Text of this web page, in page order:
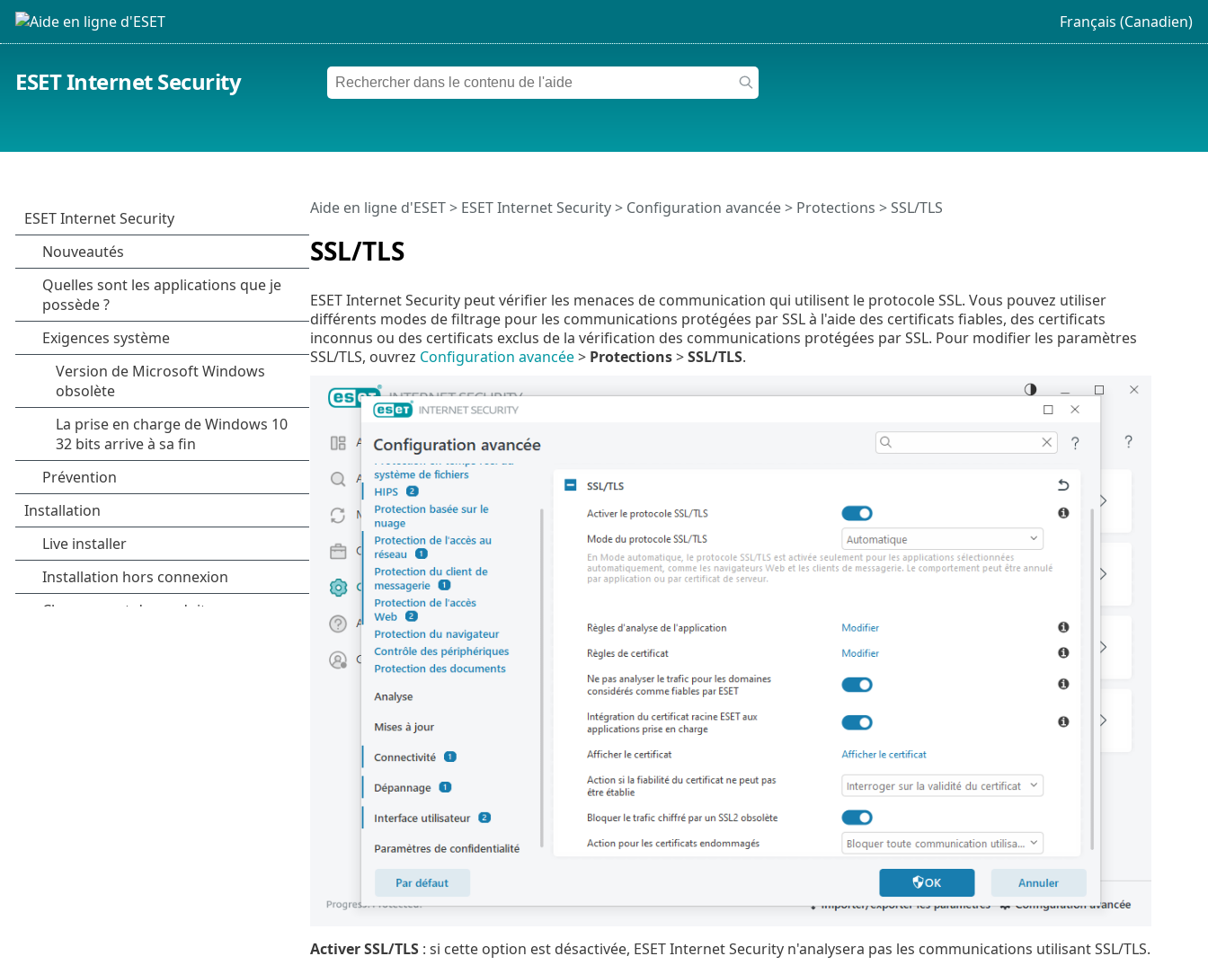
Français (Canadien)
ESET Internet Security
SSL/TLS
Aide en ligne d'ESET> ESET Internet Security> Configuration avancée> Protections > SSL/TLS
ESET Internet Security peut vérifier les menaces de communication qui utilisent le protocole SSL. Vous pouvez utiliser
différents modes de filtrage pour les communications protégées par SSL à l'aide des certificats fiables, des certificats
inconnus ou des certificats exclus de la vérification des communications protégées par SSL. Pour modifier les paramètres
SSL/TLS, ouvrez Configuration avancée> Protections>SSL/TLS.
Activer SSL/TLS: si cette option est désactivée, ESET Internet Security n'analysera pas les communications utilisant SSL/TLS.